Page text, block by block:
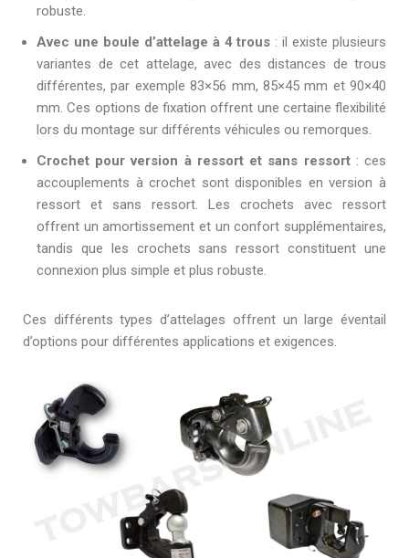
robuste.
Avec une boule d’attelage à 4 trous : il existe plusieurs
variantes de cet attelage, avec des distances de trous
différentes, par exemple 83×56 mm, 85×45 mm et 90×40
mm. Ces options de fixation offrent une certaine flexibilité
lors du montage sur différents véhicules ou remorques.
Crochet pour version à ressort et sans ressort: ces
accouplements à crochet sont disponibles en version à
ressort et sans ressort. Les crochets avec ressort
offrent un amortissement et un confort supplémentaires,
tandis que les crochets sans ressort constituent une
connexion plus simple et plus robuste.
Ces différents types d’attelages offrent un large éventail
d’options pour différentes applications et exigences.